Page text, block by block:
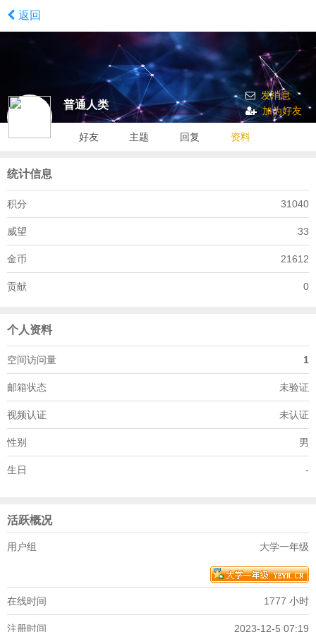
返回
普通人类
发消息
加为好友
好友 主题 回复 资料
统计信息
积分 31040
威望 33
金币 21612
贡献 0
个人资料
空间访问量 1
邮箱状态 未验证
视频认证 未认证
性别 男
生日 -
活跃概况
用户组 大学一年级
在线时间 1777 小时
注册时间 2023-12-5 07:19